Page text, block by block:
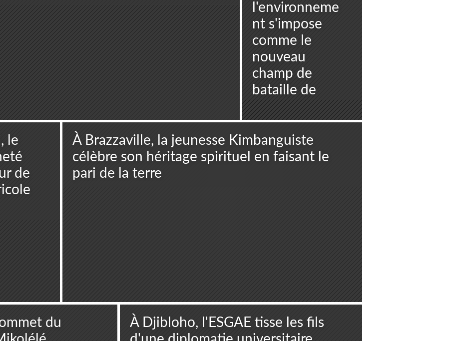
l'environneme
nt s'impose
comme le
nouveau
champ de
bataille de
l'agriculture
le
de
À Brazzaville, la jeunesse Kimbanguiste
célèbre son héritage spirituel en faisant le
pari de la terre
du
À Djibloho, l'ESGAE tisse les fils